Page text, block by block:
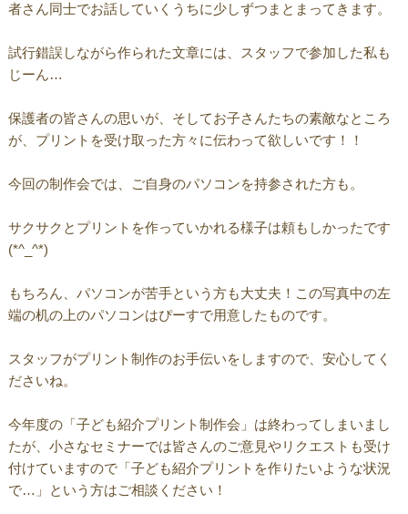
者さん同士でお話していくうちに少しずつまとまってきます。
試行錯誤しながら作られた文章には、スタッフで参加した私も
じーん…
保護者の皆さんの思いが、そしてお子さんたちの素敵なところ
が、プリントを受け取った方々に伝わって欲しいです！！
今回の制作会では、ご自身のパソコンを持参された方も。
サクサクとプリントを作っていかれる様子は頼もしかったです
(*^_^*)
もちろん、パソコンが苦手という方も大丈夫！この写真中の左
端の机の上のパソコンはぴーすで用意したものです。
スタッフがプリント制作のお手伝いをしますので、安心してく
ださいね。
今年度の「子ども紹介プリント制作会」は終わってしまいまし
たが、小さなセミナーでは皆さんのご意見やリクエストも受け
付けていますので「子ども紹介プリントを作りたいような状況
で…」という方はご相談ください！